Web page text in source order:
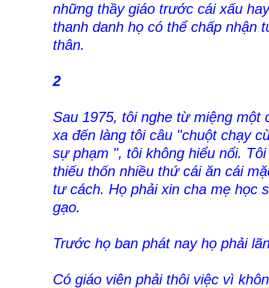
những thầy giáo trước cái xấu
thanh danh họ có thể chấp nhận
thân.
2
Sau 1975, tôi nghe từ miệng một
xa đến làng tôi câu "chuột chạy
sự phạm ", tôi không hiểu nổi.
thiếu thốn nhiều thứ cái ăn cái
tư cách. Họ phải xin cha mẹ học
gạo.
Trước họ ban phát nay họ phải
Có giáo viên phải thôi việc vì